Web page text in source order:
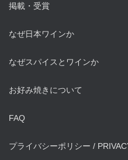
掲載・受賞
なぜ日本ワインか
なぜスパイスとワインか
お好み焼きについて
FAQ
プライバシーポリシー /